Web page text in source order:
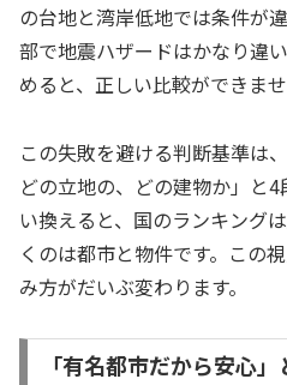
の台地と湾岸低地では条件が
部で地震ハザードはかなり違
めると、正しい比較ができませ
この失敗を避ける判断基準は
どの立地の、どの建物か」と
い換えると、国のランキング
くのは都市と物件です。この
み方がだいぶ変わります。
「有名都市だから安心